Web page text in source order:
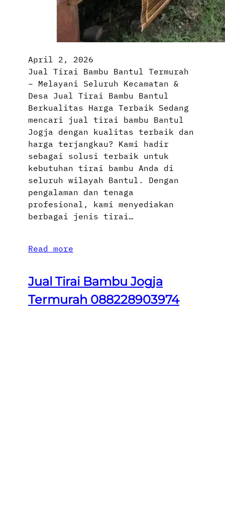
April 2, 2026
Jual Tirai Bambu Bantul Termurah
– Melayani Seluruh Kecamatan &
Desa Jual Tirai Bambu Bantul
Berkualitas Harga Terbaik Sedang
mencari jual tirai bambu Bantul
Jogja dengan kualitas terbaik dan
harga terjangkau? Kami hadir
sebagai solusi terbaik untuk
kebutuhan tirai bambu Anda di
seluruh wilayah Bantul. Dengan
pengalaman dan tenaga
profesional, kami menyediakan
berbagai jenis tirai…
Read more
Jual Tirai Bambu Jogja
Termurah 088228903974